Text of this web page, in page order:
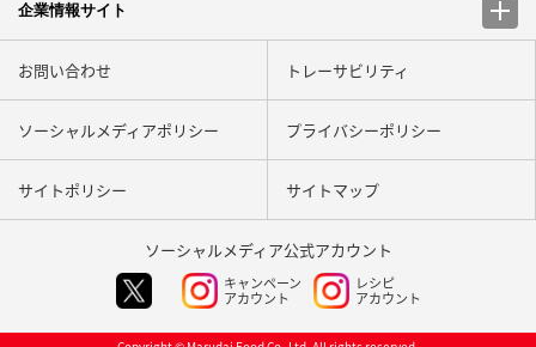
企業情報サイト
お問い合わせ トレーサビリティ
ソーシャルメディアポリシー プライバシーポリシー
サイトポリシー サイトマップ
ソーシャルメディア公式アカウント
キャンペーン
アカウント
レシピ
アカウント